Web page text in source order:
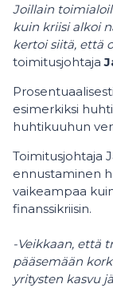
Joillain
kuin kriisi alkoi
kertoi siitä, että
toimitusjohtaja
esimerkiksi
huhtikuuhun
Toimitusjohtaja
ennustaminen
vaikeampaa
finanssikriisin.
-Veikkaan, että
pääsemään
yritysten kasvu